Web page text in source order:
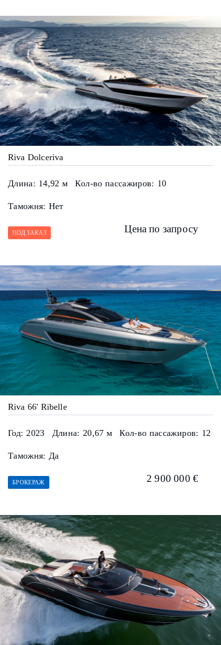
Riva Dolceriva
Длина: 14,92 м Кол-во пассажиров: 10
Таможня: Нет
ПОД ЗАКАЗ Цена по запросу
Riva 66' Ribelle
Год: 2023 Длина: 20,67 м Кол-во пассажиров: 12
Таможня: Да
БРОКЕРАЖ 2 900 000 €